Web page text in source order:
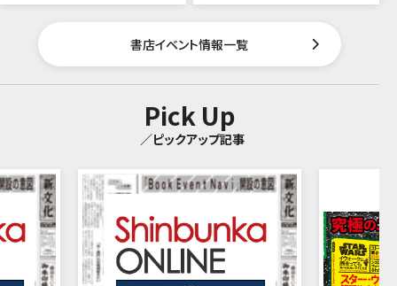
書店イベント情報一覧
Pick Up
／ピックアップ記事